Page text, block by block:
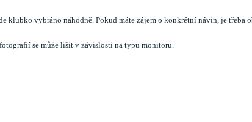
klubko vybráno náhodně. Pokud máte zájem o konkrétní návin, je třeba
se může lišit v závislosti na typu monitoru.